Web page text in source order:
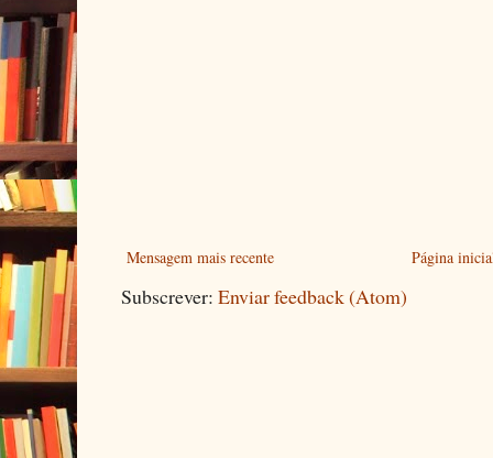
Mensagem mais recente Página
Subscrever: Enviar feedback (Atom)